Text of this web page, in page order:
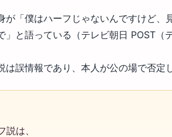
が「僕はハーフじゃないんですけど、
」と語っている（テレビ朝日 POST（
は誤情報であり、本人が公の場で否定
説は、